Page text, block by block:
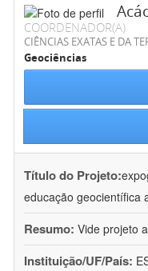
COORDENADOR(A)
CIÊNCIAS EXATAS E DA
Geociências
Título do Projeto:
educação geocientífica
Resumo: Vide projeto
Instituição/UF/País: